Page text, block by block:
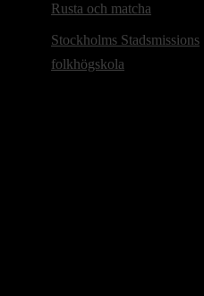
Rusta och matcha
Stockholms Stadsmissions
folkhögskola